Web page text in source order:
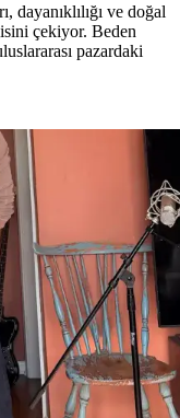
ve doğal
çekiyor. Beden
pazardaki